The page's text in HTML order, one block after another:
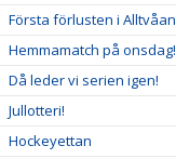
Första förlusten i Alltvåan
Hemmamatch på onsdag!
Då leder vi serien igen!
Jullotteri!
Hockeyettan